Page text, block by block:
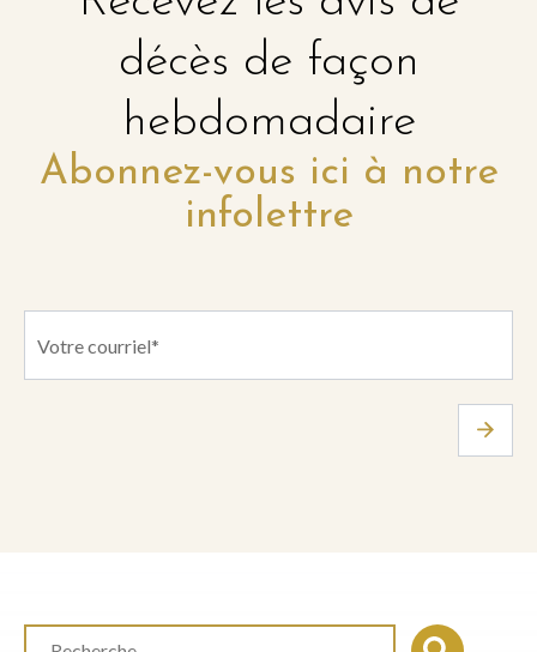
décès de façon
hebdomadaire
Abonnez-vous ici à notre
infolettre